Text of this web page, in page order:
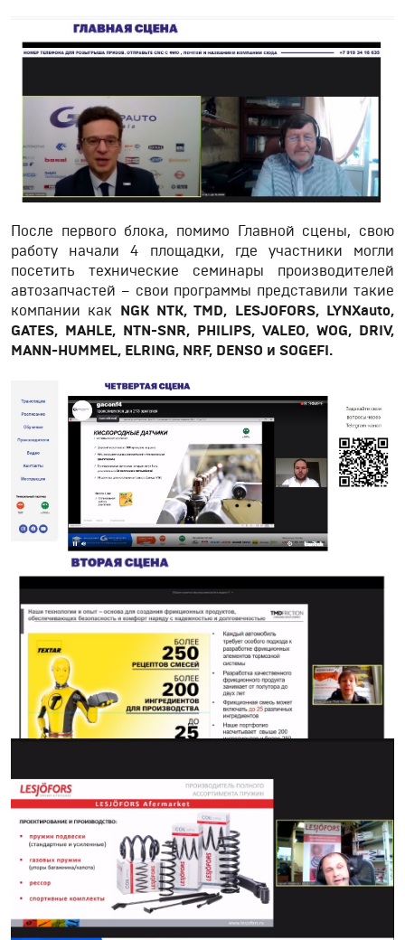
После первого блока, помимо Главной сцены, свою
работу начали 4 площадки, где участники могли
посетить технические семинары производителей
автозапчастей – свои программы представили такие
компании как
NGK NTK,TMD, LESJOFORS, LYNXauto,
GATES, MAHLE, NTN -SNR, PHILIPS, VALEO, WOG, DRIV,
MANN -HUMMEL, ELRING, NRF, DENSO и SOGEFI .